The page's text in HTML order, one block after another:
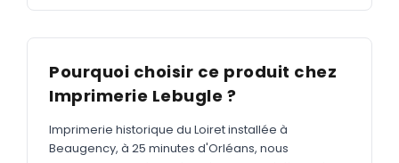
GOODIES
Bureau & écriture
Sacs & voyages
Verres & déjeuner
Pourquoi choisir ce produit chez
Imprimerie Lebugle ?
Imprimerie historique du Loiret installée à
Beaugency, à 25 minutes d'Orléans, nous